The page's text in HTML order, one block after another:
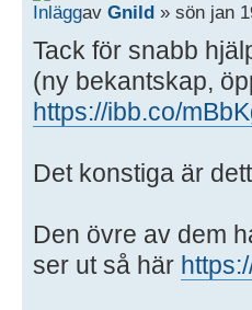
av Gnild » sön jan
Tack för snabb
(ny bekantskap,
https://ibb.co/
Det konstiga är
Den övre av dem
ser ut så här